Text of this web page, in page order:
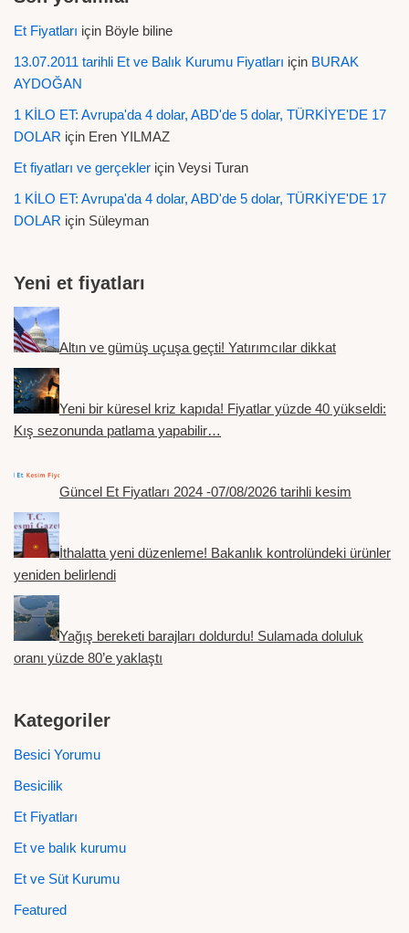
Et Fiyatları için Böyle biline
13.07.2011 tarihli Et ve Balık Kurumu Fiyatları için BURAK
AYDOĞAN
1 KİLO ET: Avrupa'da 4 dolar, ABD'de 5 dolar, TÜRKİYE'DE 17
DOLAR için Eren YILMAZ
Et fiyatları ve gerçekler için Veysi Turan
1 KİLO ET: Avrupa'da 4 dolar, ABD'de 5 dolar, TÜRKİYE'DE 17
DOLAR için Süleyman
Yeni et fiyatları
Altın ve gümüş uçuşa geçti! Yatırımcılar dikkat
Yeni bir küresel kriz kapıda! Fiyatlar yüzde 40 yükseldi:
Kış sezonunda patlama yapabilir…
Güncel Et Fiyatları 2024 -07/08/2026 tarihli kesim
İthalatta yeni düzenleme! Bakanlık kontrolündeki ürünler
yeniden belirlendi
Yağış bereketi barajları doldurdu! Sulamada doluluk
oranı yüzde 80’e yaklaştı
Kategoriler
Besici Yorumu
Besicilik
Et Fiyatları
Et ve balık kurumu
Et ve Süt Kurumu
Featured